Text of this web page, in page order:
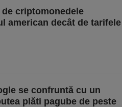
criptomonedele
american decât de tarifele
se confruntă cu un
plăti pagube de peste